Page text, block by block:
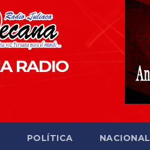
RADIO
POLÍTICA NACIONAL